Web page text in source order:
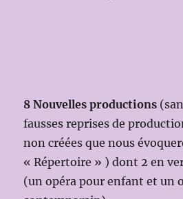
8 Nouvelles productions
fausses reprises de
non créées que nous
« Répertoire » ) dont 2 en
(un opéra pour enfant et un